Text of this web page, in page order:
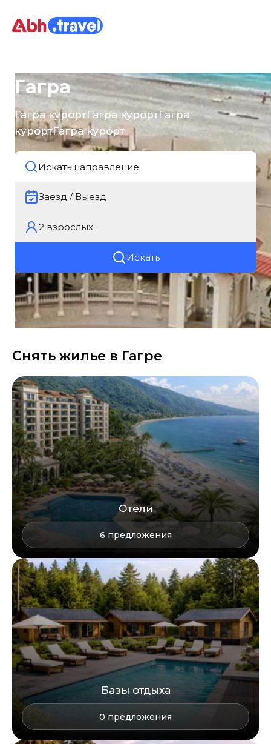
Гагра
Гагра курортГагра курортГагра
курортГагра курорт
Заезд / Выезд
2 взрослых
Искать
Снять жилье в Гагре
Отели
6 предложения
Базы отдыха
0 предложения